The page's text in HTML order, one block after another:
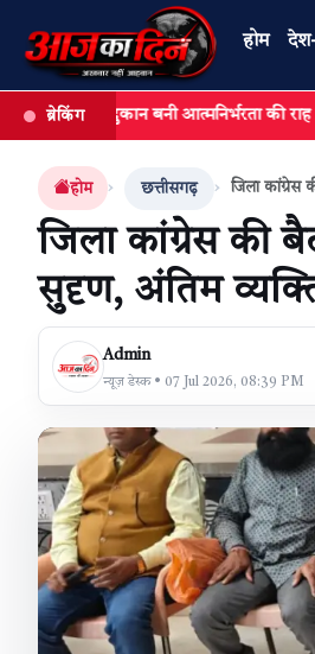
होम देश-
ब्रेकिंग
बनी आत्मनिर्भरता की राह रायपुर :
होम छत्तीसगढ़ जिला कांग्रेस
जिला कांग्रेस की
सुदृण, अंतिम
Admin
न्यूज़ डेस्क • 07 Jul 2026, 08:39 PM